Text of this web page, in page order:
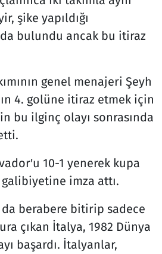
şike yapıldığı
bulundu ancak bu itiraz
genel menajeri Şeyh
4. golüne itiraz etmek için
bu ilginç olayı sonrasında
10-1 yenerek kupa
imza attı.
da berabere bitirip sadece
çıkan İtalya, 1982 Dünya
başardı. İtalyanlar,